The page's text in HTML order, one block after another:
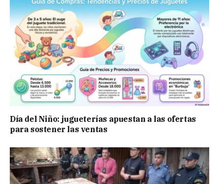
Día del Niño: jugueterías apuestan a las ofertas
para sostener las ventas